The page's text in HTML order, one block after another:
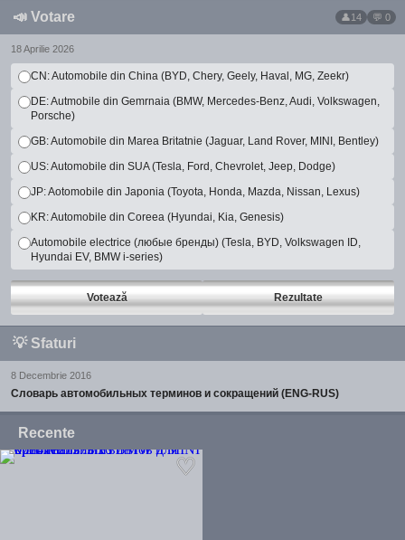
📣 Votare 14 💬 0
18 Aprilie 2026
CN: Automobile din China (BYD, Chery, Geely, Haval, MG, Zeekr)
DE: Autmobile din Gemrnaia (BMW, Mercedes-Benz, Audi, Volkswagen,
Porsche)
GB: Automobile din Marea Britatnie (Jaguar, Land Rover, MINI, Bentley)
US: Automobile din SUA (Tesla, Ford, Chevrolet, Jeep, Dodge)
JP: Aotomobile din Japonia (Toyota, Honda, Mazda, Nissan, Lexus)
KR: Automobile din Coreea (Hyundai, Kia, Genesis)
Automobile electrice (любые бренды) (Tesla, BYD, Volkswagen ID,
Hyundai EV, BMW i-series)
Votează Rezultate
💡 Sfaturi
8 Decembrie 2016
Словарь автомобильных терминов и сокращений (ENG-RUS)
Recente